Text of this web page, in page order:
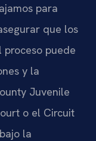
para
que los
proceso puede
y la
Juvenile
o el Circuit
la